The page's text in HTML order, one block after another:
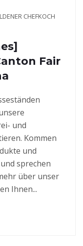
CHEFKOCH
Fair
und
Kommen
und
sprechen
über unser
Ihnen...